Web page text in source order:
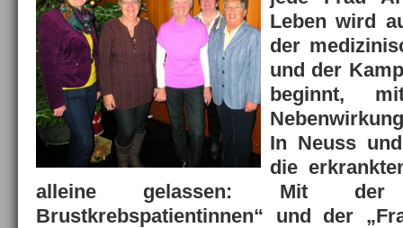
Leben wird
der
und der
beginnt,
In Neuss
die
alleine gelassen: Mit
Brustkrebspatientinnen“ und der